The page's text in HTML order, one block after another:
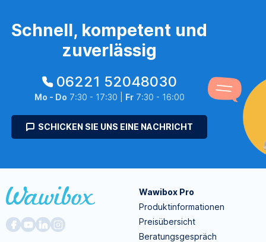
Schnell, kompetent und
zuverlässig
06221 52048030
Mo - Do 7:30 - 17:30 | Fr7:30 - 16:00
SCHICKEN SIE UNS EINE NACHRICHT
Wawibox Pro
Produktinformationen
Preisübersicht
Beratungsgespräch